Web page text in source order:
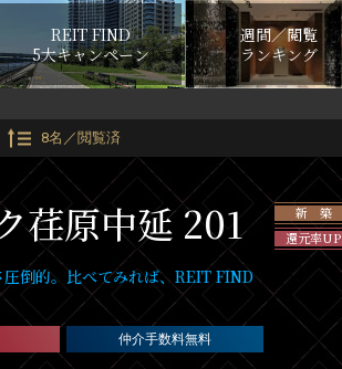
REIT FIND
5大キャンペーン
週間／閲覧
ランキング
8名／閲覧済
荏原中延 201
新 築
還元率UP
倒的。比べてみれば、REIT FIND
仲介手数料無料